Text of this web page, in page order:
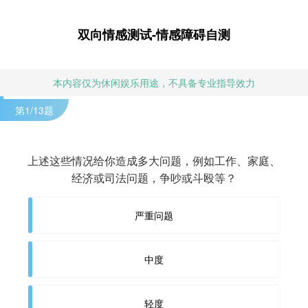
双向情感测试-情感障碍自测
本内容仅为休闲娱乐用途，不具备专业指导效力
第1/13题
上述这些情况给你造成多大问题，例如工作、家庭、
经济或司法问题，争吵或斗殴等？
严重问题
中度
轻度